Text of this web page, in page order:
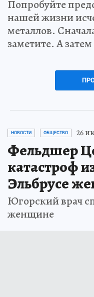
Попробуйте
нашей жизни
металлов.
заметите. А
НОВОСТИ ОБЩЕСТВО 26
Фельдшер
катастроф
Эльбрусе
Югорский врач
женщине